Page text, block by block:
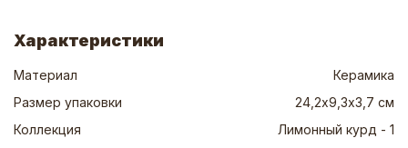
Характеристики
Материал
Керамика
Размер упаковки
24,2х9,3х3,7 см
Коллекция
Лимонный курд - 1